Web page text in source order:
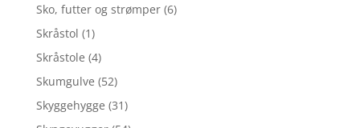
Sko, futter og strømper (6)
Skråstol (1)
Skråstole (4)
Skumgulve (52)
Skyggehygge (31)